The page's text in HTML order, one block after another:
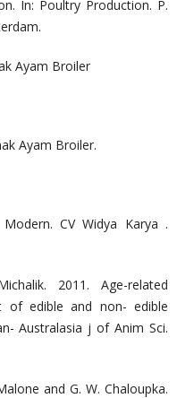
In: Poultry Production. P.
Ayam Broiler
Ayam Broiler.
CV Widya Karya .
2011. Age-related
of edible and non- edible
Australasia j of Anim Sci.
and G. W. Chaloupka.